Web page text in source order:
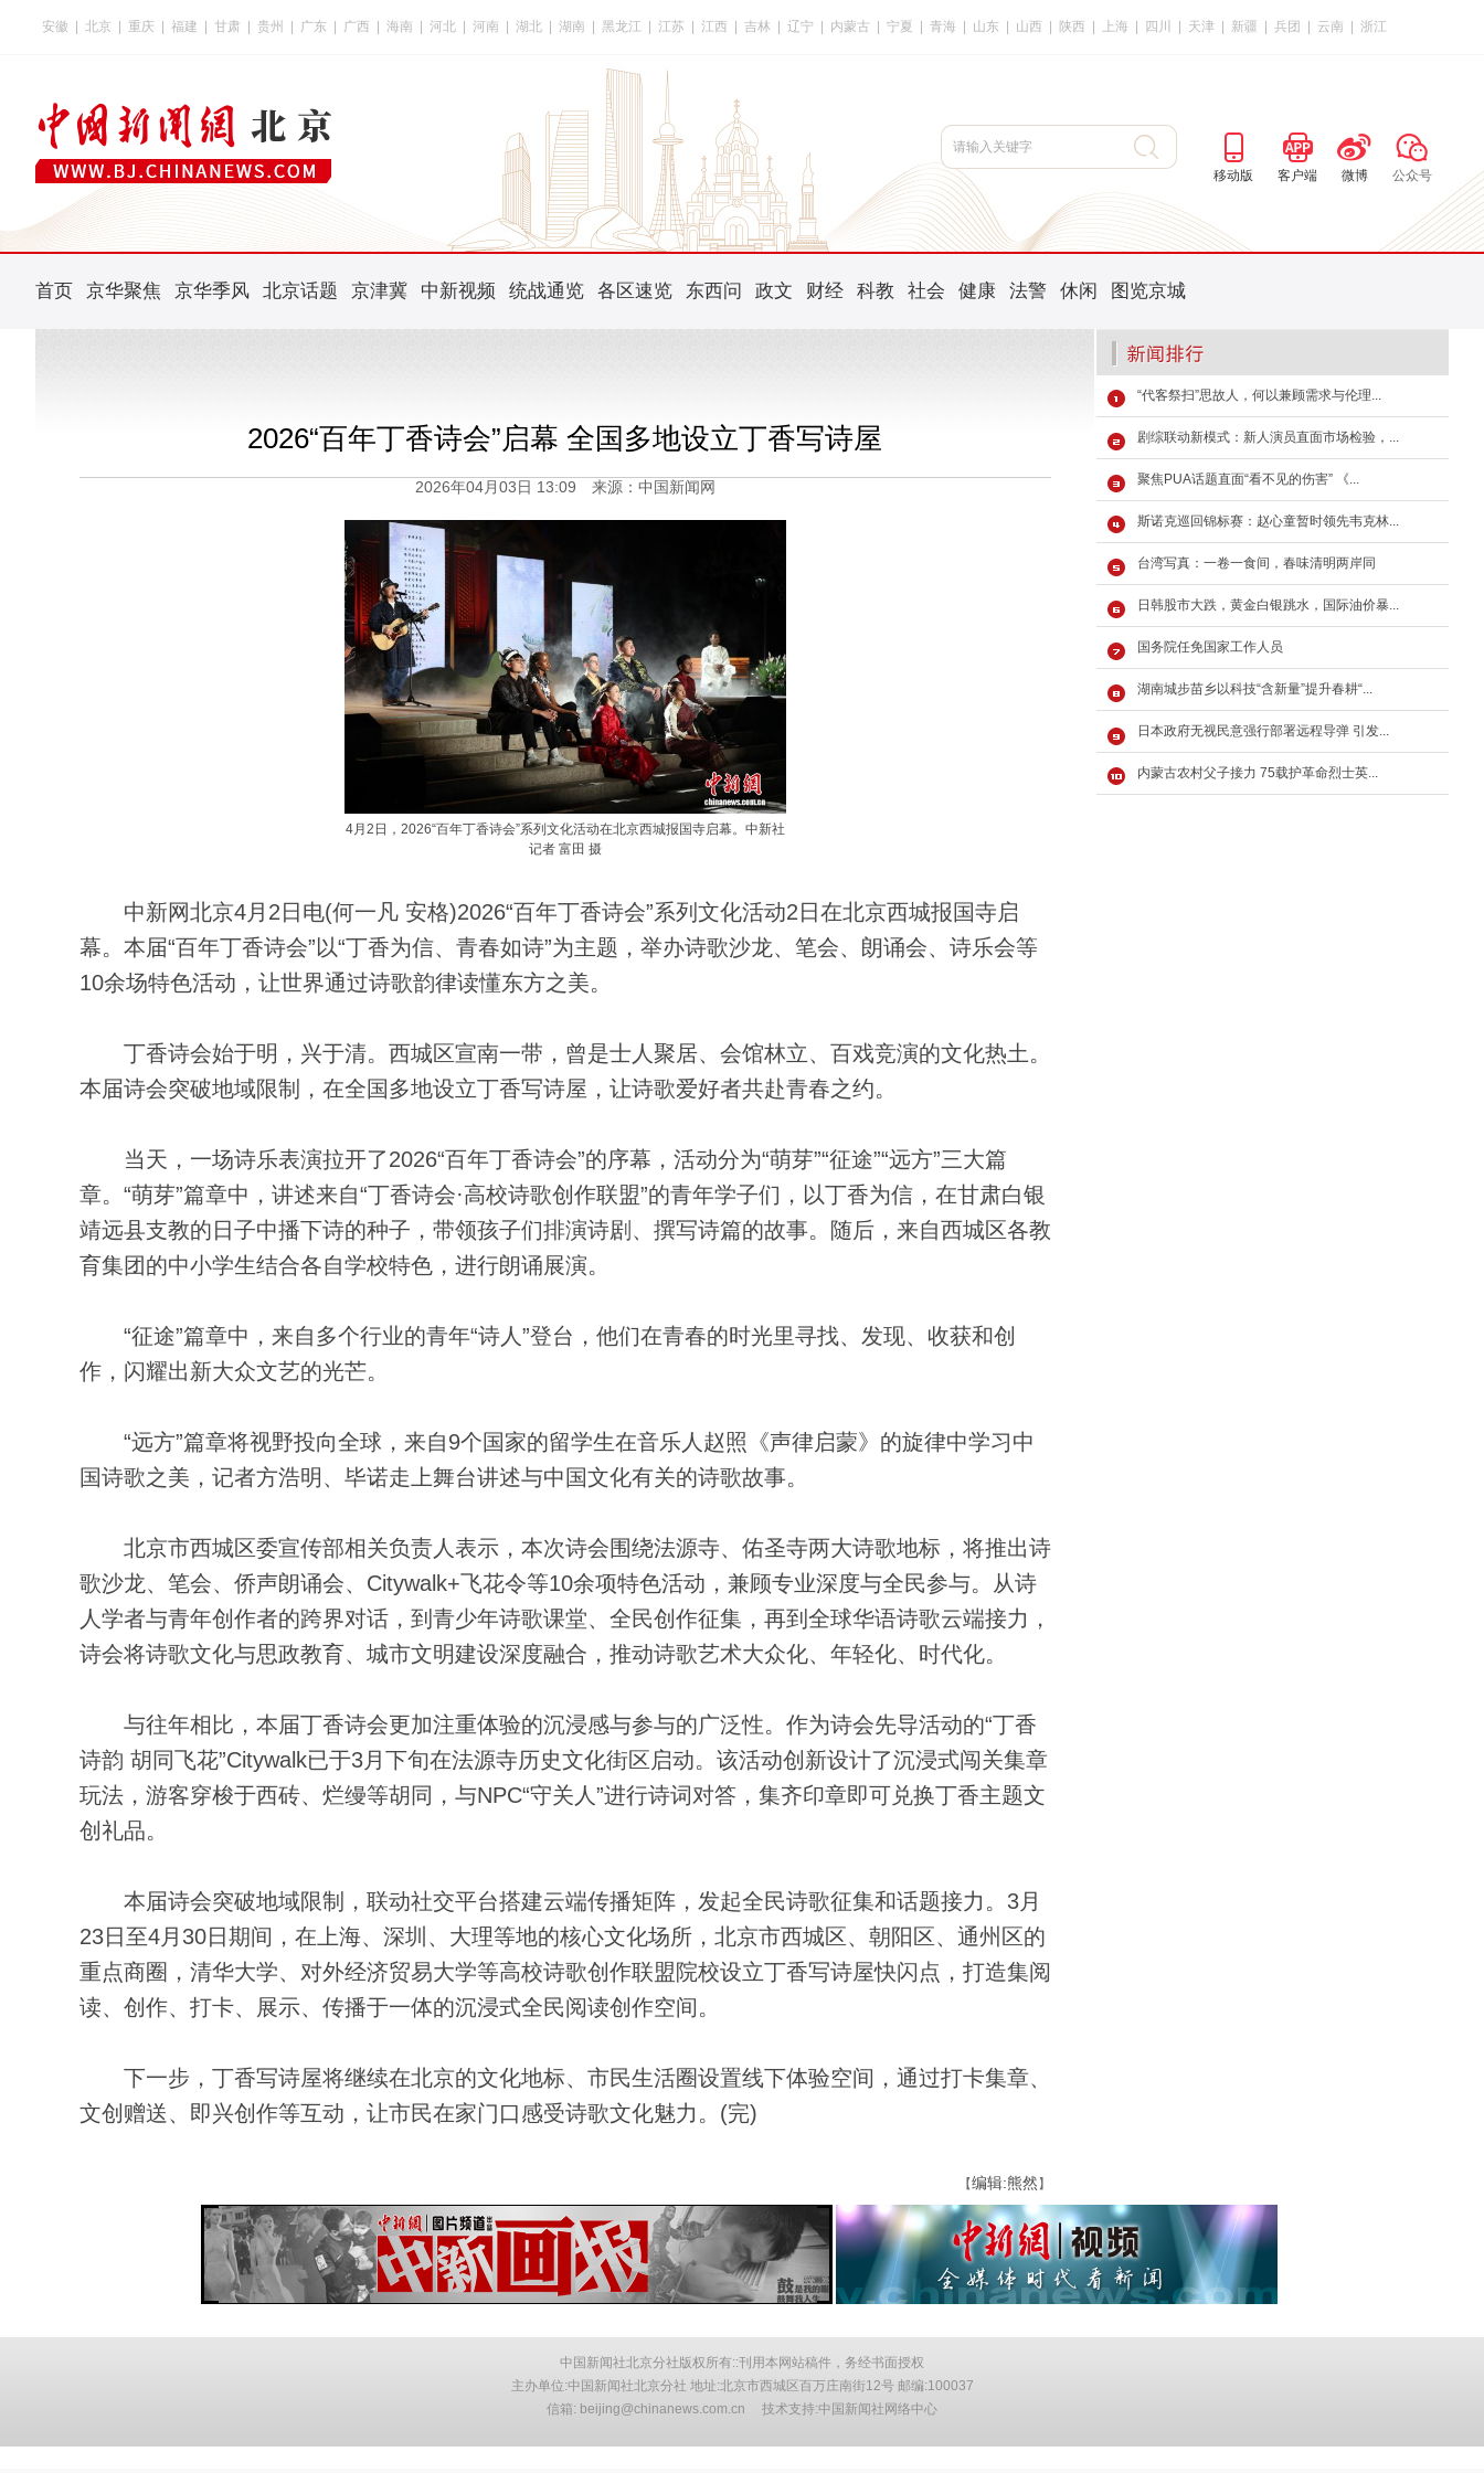
安徽 北京 重庆 福建 甘肃 贵州 广东 广西 海南 河北 河南 湖北 湖南 黑龙江 江苏 江西 吉林 辽宁 内蒙古 宁夏 青海 山东 山西 陕西 上海 四川 天津 新疆 兵团 云南 浙江
移动版 客户端 微博 公众号
首页 京华聚焦 京华季风 北京话题 京津冀 中新视频 统战通览 各区速览 东西问 政文 财经 科教 社会 健康 法警 休闲 图览京城
2026“百年丁香诗会”启幕 全国多地设立丁香写诗屋
2026年04月03日 13:09 来源：中国新闻网
4月2日，2026“百年丁香诗会”系列文化活动在北京西城报国寺启幕。中新社
记者 富田 摄
中新网北京4月2日电(何一凡 安格)2026“百年丁香诗会”系列文化活动2日在北京西城报国寺启
幕。本届“百年丁香诗会”以“丁香为信、青春如诗”为主题，举办诗歌沙龙、笔会、朗诵会、诗乐会等
10余场特色活动，让世界通过诗歌韵律读懂东方之美。
丁香诗会始于明，兴于清。西城区宣南一带，曾是士人聚居、会馆林立、百戏竞演的文化热土。
本届诗会突破地域限制，在全国多地设立丁香写诗屋，让诗歌爱好者共赴青春之约。
当天，一场诗乐表演拉开了2026“百年丁香诗会”的序幕，活动分为“萌芽”“征途”“远方”三大篇
章。“萌芽”篇章中，讲述来自“丁香诗会·高校诗歌创作联盟”的青年学子们，以丁香为信，在甘肃白银
靖远县支教的日子中播下诗的种子，带领孩子们排演诗剧、撰写诗篇的故事。随后，来自西城区各教
育集团的中小学生结合各自学校特色，进行朗诵展演。
“征途”篇章中，来自多个行业的青年“诗人”登台，他们在青春的时光里寻找、发现、收获和创
作，闪耀出新大众文艺的光芒。
“远方”篇章将视野投向全球，来自9个国家的留学生在音乐人赵照《声律启蒙》的旋律中学习中
国诗歌之美，记者方浩明、毕诺走上舞台讲述与中国文化有关的诗歌故事。
北京市西城区委宣传部相关负责人表示，本次诗会围绕法源寺、佑圣寺两大诗歌地标，将推出诗
歌沙龙、笔会、侨声朗诵会、Citywalk+飞花令等10余项特色活动，兼顾专业深度与全民参与。从诗
人学者与青年创作者的跨界对话，到青少年诗歌课堂、全民创作征集，再到全球华语诗歌云端接力，
诗会将诗歌文化与思政教育、城市文明建设深度融合，推动诗歌艺术大众化、年轻化、时代化。
与往年相比，本届丁香诗会更加注重体验的沉浸感与参与的广泛性。作为诗会先导活动的“丁香
诗韵 胡同飞花”Citywalk已于3月下旬在法源寺历史文化街区启动。该活动创新设计了沉浸式闯关集章
玩法，游客穿梭于西砖、烂缦等胡同，与NPC“守关人”进行诗词对答，集齐印章即可兑换丁香主题文
创礼品。
本届诗会突破地域限制，联动社交平台搭建云端传播矩阵，发起全民诗歌征集和话题接力。3月
23日至4月30日期间，在上海、深圳、大理等地的核心文化场所，北京市西城区、朝阳区、通州区的
重点商圈，清华大学、对外经济贸易大学等高校诗歌创作联盟院校设立丁香写诗屋快闪点，打造集阅
读、创作、打卡、展示、传播于一体的沉浸式全民阅读创作空间。
下一步，丁香写诗屋将继续在北京的文化地标、市民生活圈设置线下体验空间，通过打卡集章、
文创赠送、即兴创作等互动，让市民在家门口感受诗歌文化魅力。(完)
【编辑:熊然 】
“代客祭扫”思故人，何以兼顾需求与伦理...
剧综联动新模式：新人演员直面市场检验，...
聚焦PUA话题直面“看不见的伤害” 《...
斯诺克巡回锦标赛：赵心童暂时领先韦克林...
台湾写真：一卷一食间，春味清明两岸同
日韩股市大跌，黄金白银跳水，国际油价暴...
国务院任免国家工作人员
湖南城步苗乡以科技“含新量”提升春耕“...
日本政府无视民意强行部署远程导弹 引发...
内蒙古农村父子接力 75载护革命烈士英...
中国新闻社北京分社版权所有::刊用本网站稿件，务经书面授权
主办单位:中国新闻社北京分社 地址:北京市西城区百万庄南街12号 邮编:100037
信箱: beijing@chinanews.com.cn 技术支持:中国新闻社网络中心